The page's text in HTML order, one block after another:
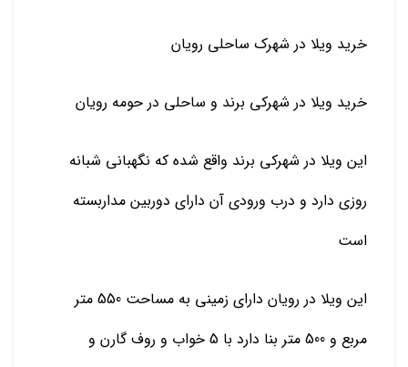
خرید ویلا در شهرک ساحلی رویان
خرید ویلا در شهرکی برند و ساحلی در حومه رویان
این ویلا در شهرکی برند واقع شده که نگهبانی شبانه
روزی دارد و درب ورودی آن دارای دوربین مداربسته
است
این ویلا در رویان دارای زمینی به مساحت 550 متر
مربع و 500 متر بنا دارد با 5 خواب و روف گارن و